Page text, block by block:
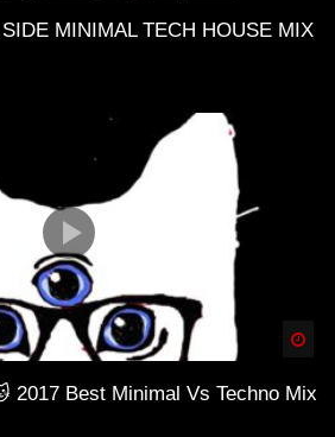
MINIMAL TECH HOUSE MIX
2017 Best Minimal Vs Techno Mix